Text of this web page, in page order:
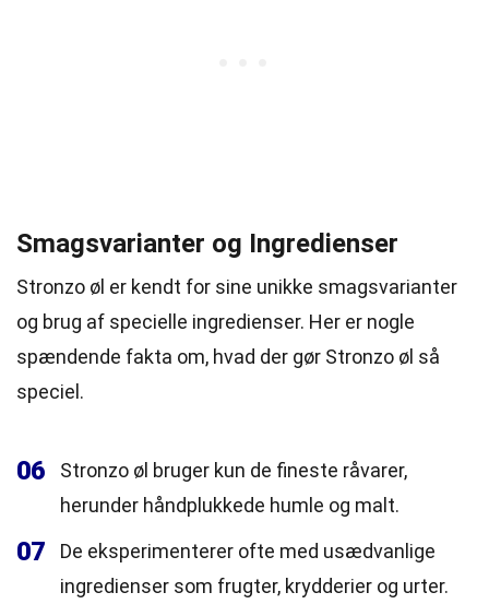
Smagsvarianter og Ingredienser
Stronzo øl er kendt for sine unikke smagsvarianter
og brug af specielle ingredienser. Her er nogle
spændende fakta om, hvad der gør Stronzo øl så
speciel.
06
Stronzo øl bruger kun de fineste råvarer,
herunder håndplukkede humle og malt.
07
De eksperimenterer ofte med usædvanlige
ingredienser som frugter, krydderier og urter.